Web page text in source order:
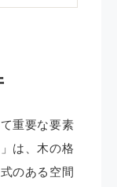
重要な要素
は、木の格
のある空間